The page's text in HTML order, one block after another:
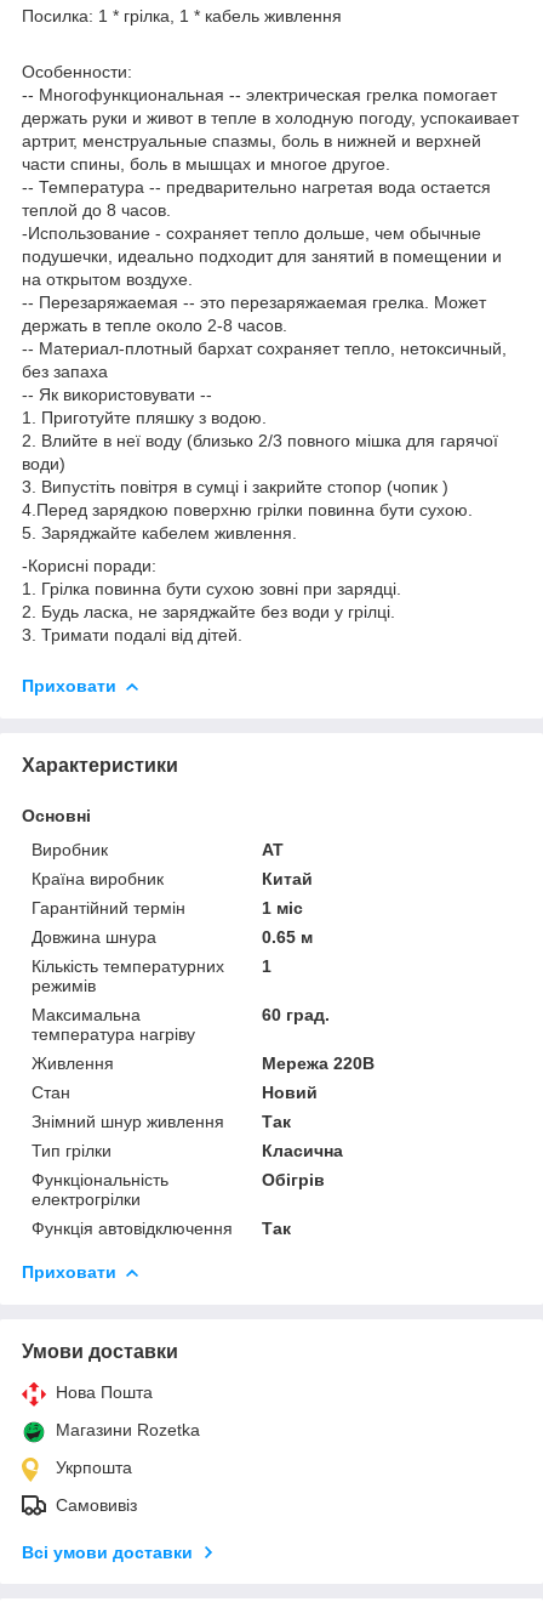
Посилка: 1 * грілка, 1 * кабель живлення
Особенности:
-- Многофункциональная -- электрическая грелка помогает
держать руки и живот в тепле в холодную погоду, успокаивает
артрит, менструальные спазмы, боль в нижней и верхней
части спины, боль в мышцах и многое другое.
-- Температура -- предварительно нагретая вода остается
теплой до 8 часов.
-Использование - сохраняет тепло дольше, чем обычные
подушечки, идеально подходит для занятий в помещении и
на открытом воздухе.
-- Перезаряжаемая -- это перезаряжаемая грелка. Может
держать в тепле около 2-8 часов.
-- Материал-плотный бархат сохраняет тепло, нетоксичный,
без запаха
-- Як використовувати --
1. Приготуйте пляшку з водою.
2. Влийте в неї воду (близько 2/3 повного мішка для гарячої
води)
3. Випустіть повітря в сумці і закрийте стопор (чопик )
4.Перед зарядкою поверхню грілки повинна бути сухою.
5. Заряджайте кабелем живлення.
-Корисні поради:
1. Грілка повинна бути сухою зовні при зарядці.
2. Будь ласка, не заряджайте без води у грілці.
3. Тримати подалі від дітей.
Приховати
Характеристики
Основні
Виробник
AT
Країна виробник
Китай
Гарантійний термін
1 міс
Довжина шнура
0.65 м
Кількість температурних
режимів
1
Максимальна
температура нагріву
60 град.
Живлення
Мережа 220В
Стан
Новий
Знімний шнур живлення
Так
Тип грілки
Класична
Функціональність
електрогрілки
Обігрів
Функція автовідключення Так
Приховати
Умови доставки
Нова Пошта
Магазини Rozetka
Укрпошта
Самовивіз
Всі умови доставки